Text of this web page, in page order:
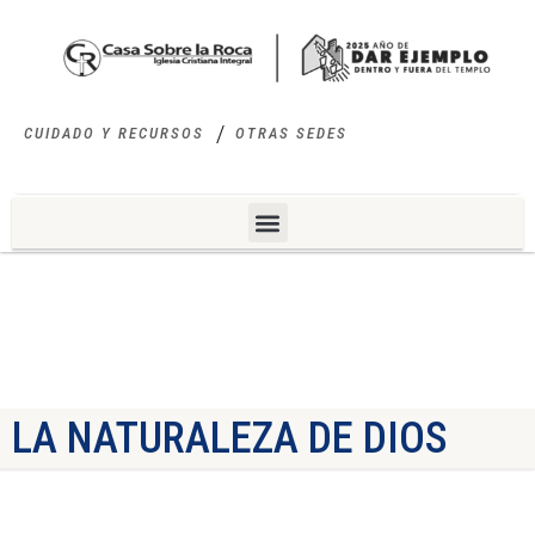
CUIDADO Y RECURSOS OTRAS SEDES
LA NATURALEZA DE DIOS